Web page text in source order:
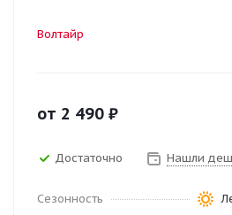
Волтайр
от 2 490 ₽
Достаточно Нашли
Сезонность